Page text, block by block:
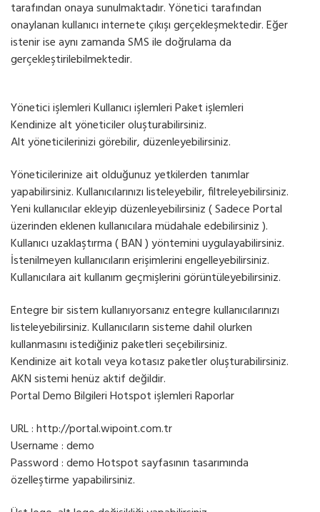
tarafından onaya sunulmaktadır. Yönetici tarafından
onaylanan kullanıcı internete çıkışı gerçekleşmektedir. Eğer
istenir ise aynı zamanda SMS ile doğrulama da
gerçekleştirilebilmektedir.
Yönetici işlemleri Kullanıcı işlemleri Paket işlemleri
Kendinize alt yöneticiler oluşturabilirsiniz.
Alt yöneticilerinizi görebilir, düzenleyebilirsiniz.
Yöneticilerinize ait olduğunuz yetkilerden tanımlar
yapabilirsiniz. Kullanıcılarınızı listeleyebilir, filtreleyebilirsiniz.
Yeni kullanıcılar ekleyip düzenleyebilirsiniz ( Sadece Portal
üzerinden eklenen kullanıcılara müdahale edebilirsiniz ).
Kullanıcı uzaklaştırma ( BAN ) yöntemini uygulayabilirsiniz.
İstenilmeyen kullanıcıların erişimlerini engelleyebilirsiniz.
Kullanıcılara ait kullanım geçmişlerini görüntüleyebilirsiniz.
Entegre bir sistem kullanıyorsanız entegre kullanıcılarınızı
listeleyebilirsiniz. Kullanıcıların sisteme dahil olurken
kullanmasını istediğiniz paketleri seçebilirsiniz.
Kendinize ait kotalı veya kotasız paketler oluşturabilirsiniz.
AKN sistemi henüz aktif değildir.
Portal Demo Bilgileri Hotspot işlemleri Raporlar
URL : http://portal.wipoint.com.tr
Username : demo
Password : demo Hotspot sayfasının tasarımında
özelleştirme yapabilirsiniz.